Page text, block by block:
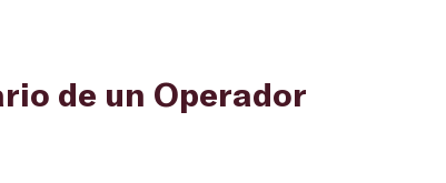
de un Operador